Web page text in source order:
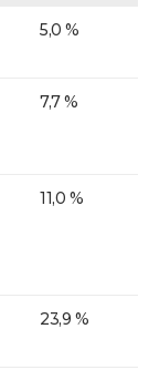
5,0 %
7,7 %
11,0 %
23,9 %